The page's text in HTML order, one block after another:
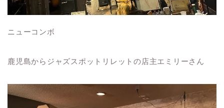
ニューコンボ
鹿児島からジャズスポットリレットの店主エミリーさん